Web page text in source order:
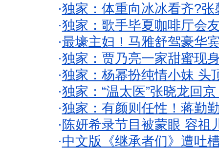
·独家：体重向冰冰看齐?
·独家：歌手毕夏咖啡厅会
·最壕主妇！马雅舒驾豪华
·独家：贾乃亮一家甜蜜现
·独家：杨幂扮纯情小妹 头
·独家：“温太医”张晓龙回
·独家：有颜则任性！蒋勤
· 陈妍希录节目被蒙眼 容祖
·中文版《继承者们》遭吐